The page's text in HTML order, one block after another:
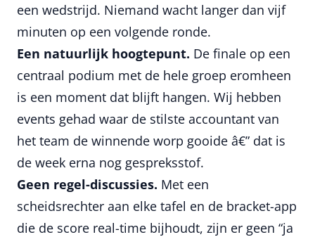
een wedstrijd. Niemand wacht langer dan vijf
minuten op een volgende ronde.
Een natuurlijk hoogtepunt. De finale op een
centraal podium met de hele groep eromheen
is een moment dat blijft hangen. Wij hebben
events gehad waar de stilste accountant van
het team de winnende worp gooide â€” dat is
de week erna nog gespreksstof.
Geen regel-discussies. Met een
scheidsrechter aan elke tafel en de bracket-app
die de score real-time bijhoudt, zijn er geen “ja